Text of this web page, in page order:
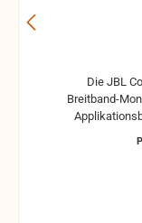
Breitband-
ist bei der JBL